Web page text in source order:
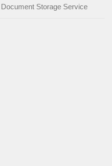
Storage Service